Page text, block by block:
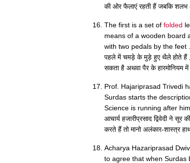
की ओर फैलाएं रहती हैं जबकि शलभ
The first is a set of folded
means of a wooden board
with two pedals by the feet .
पहले में चमड़े के मुड़े हुए थैले होते हैं
सकता है अथवा पैर के हारमोनियम में
Prof. Hajariprasad Trivedi
Surdas starts the
Science is running after
आचार्य हजारीप्रसाद द्विवेदी ने
करते हैं तो मानो अलंकार-शास्त्र
Acharya Hazariprasad
to agree that when Surdas